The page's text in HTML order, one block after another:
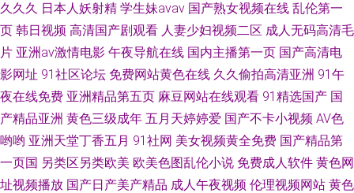
久久久 日本人妖射精 学生妹avav 国产熟女视频在线 乱伦第一
页 韩日视频 高清国产剧观看 人妻少妇视频二区 成人无码高清毛
片 亚洲av激情电影 午夜导航在线 国内主播第一页 国产高清电
影网址 91社区论坛 免费网站黄色在线 久久偷拍高清亚洲 91午
夜在线免费 亚洲精品第五页 麻豆网站在线观看 91精选国产 国
产精品亚洲 黄色三级成年 五月天婷婷爱 国产不卡小视频 AV色
哟哟 亚洲天堂丁香五月 91社网 美女视频黄全免费 国产精品第
一页国 另类区另类欧美 欧美色图乱伦小说 免费成人软件 黄色网
址视频播放 国产日产美产精品 成人午夜视频 伦理视频网站 黄色